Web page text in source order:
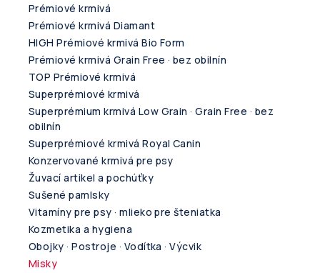
Prémiové krmivá
Prémiové krmivá Diamant
HIGH Prémiové krmivá Bio Form
Prémiové krmivá Grain Free · bez obilnín
TOP Prémiové krmivá
Superprémiové krmivá
Superprémium krmivá Low Grain · Grain Free · bez
obilnín
Superprémiové krmivá Royal Canin
Konzervované krmivá pre psy
Žuvací artikel a pochúťky
Sušené pamlsky
Vitamíny pre psy · mlieko pre šteniatka
Kozmetika a hygiena
Obojky · Postroje · Vodítka · Výcvik
Misky